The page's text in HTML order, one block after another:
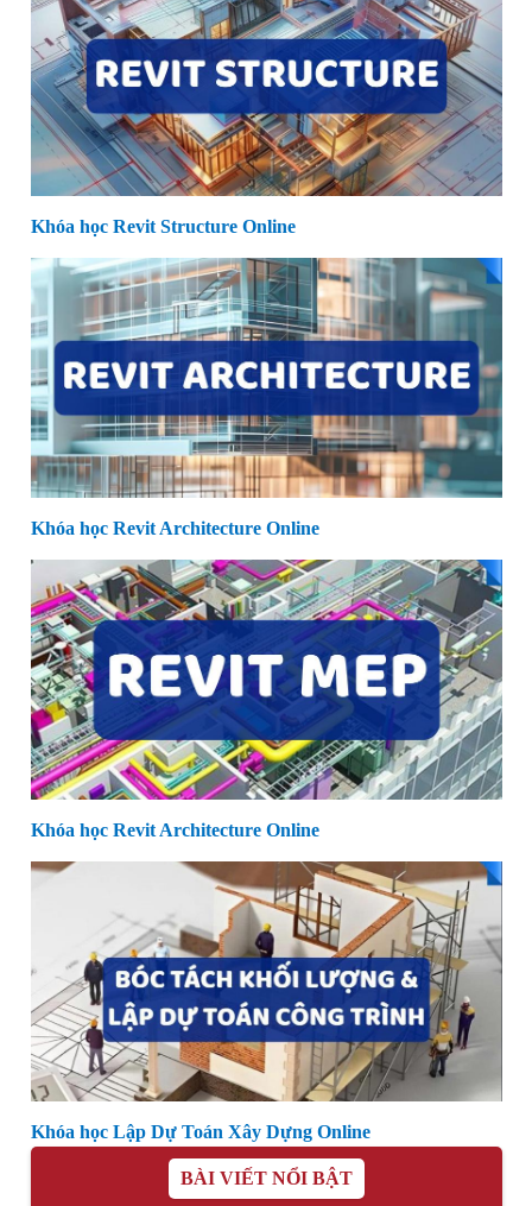
Khóa học Revit Structure Online
Khóa học Revit Architecture Online
Khóa học Revit Architecture Online
Khóa học Lập Dự Toán Xây Dựng Online
BÀI VIẾT NỔI BẬT